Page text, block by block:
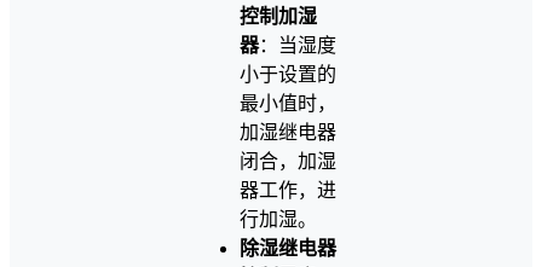
控制加湿
器：当湿度
小于设置的
最小值时，
加湿继电器
闭合，加湿
器工作，进
行加湿。
除湿继电器